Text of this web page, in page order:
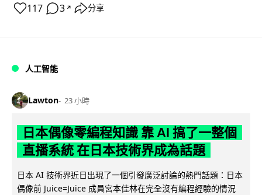
117 3 ↗ 分享
人工智能
Lawton 23 小時
日本偶像零編程知識 靠 AI 搞了一整個
直播系統 在日本技術界成為話題
日本 AI 技術界近日出現了一個引發廣泛討論的熱門話題：日本
偶像前 Juice=Juice 成員宮本佳林在完全沒有編程經驗的情況